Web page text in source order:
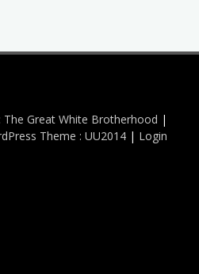
The Great White Brotherhood |
Theme : UU2014 | Login